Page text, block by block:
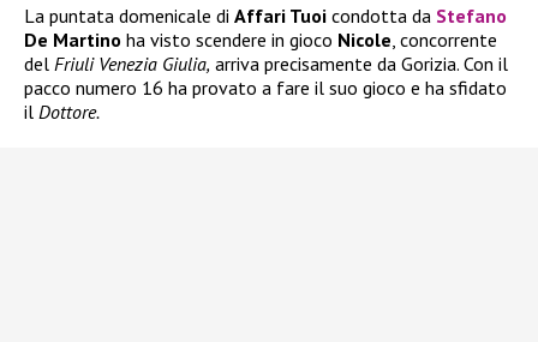
La puntata domenicale di Affari Tuoi condotta da Stefano
De Martino ha visto scendere in gioco Nicole, concorrente
del Friuli Venezia Giulia, arriva precisamente da Gorizia. Con il
pacco numero 16 ha provato a fare il suo gioco e ha sfidato
il Dottore.